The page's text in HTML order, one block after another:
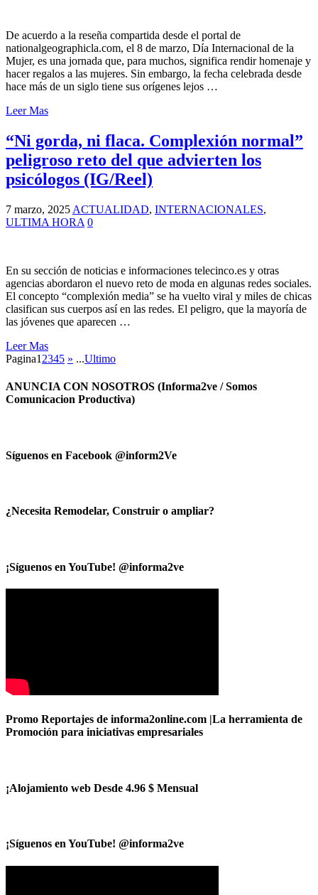
De acuerdo a la reseña compartida desde el portal de
nationalgeographicla.com, el 8 de marzo, Día Internacional de la
Mujer, es una jornada que, para muchos, significa rendir homenaje y
hacer regalos a las mujeres. Sin embargo, la fecha celebrada desde
hace más de un siglo tiene sus orígenes lejos …
Leer Mas
“Ni gorda, ni flaca. Complexión normal”
peligroso reto del que advierten los
psicólogos (IG/Reel)
7 marzo, 2025 ACTUALIDAD, INTERNACIONALES,
ULTIMA HORA 0
En su sección de noticias e informaciones telecinco.es y otras
agencias abordaron el nuevo reto de moda en algunas redes sociales.
El concepto “complexión media” se ha vuelto viral y miles de chicas
clasifican sus cuerpos así en las redes. El peligro, que la mayoría de
las jóvenes que aparecen …
Leer Mas
Pagina1 2345 » ...Ultimo
ANUNCIA CON NOSOTROS (Informa2ve / Somos
Comunicacion Productiva)
Síguenos en Facebook @inform2Ve
¿Necesita Remodelar, Construir o ampliar?
¡Síguenos en YouTube! @informa2ve
Promo Reportajes de informa2online.com |La herramienta de
Promoción para iniciativas empresariales
¡Alojamiento web Desde 4.96 $ Mensual
¡Síguenos en YouTube! @informa2ve